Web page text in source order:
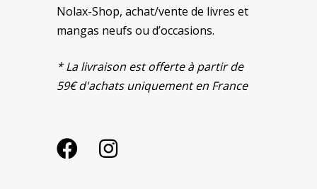
Nolax-Shop, achat/vente de livres et
mangas neufs ou d’occasions.
* La livraison est offerte à partir de
59€ d'achats uniquement en France